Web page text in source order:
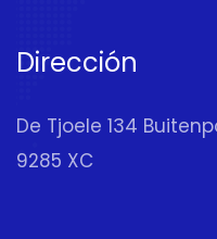
Dirección
De Tjoele 134
9285 XC